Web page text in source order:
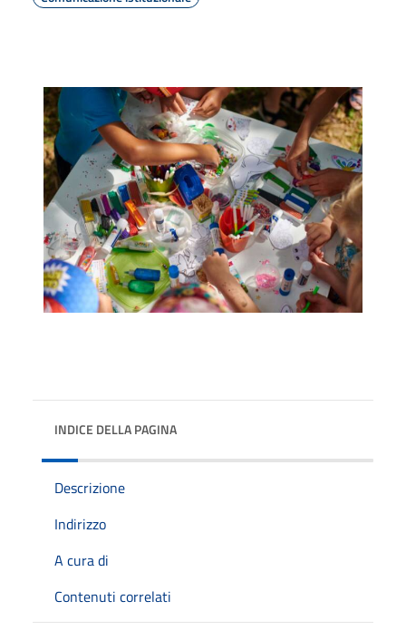
INDICE DELLA PAGINA
Descrizione
Indirizzo
A cura di
Contenuti correlati